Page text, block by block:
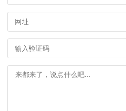
5、交易纠纷：如遇交易纠纷，
进行协商解决。
手机支付的注意事项
1、保护个人信息：不要随意透
号等敏感信息给他人，以防诈骗。